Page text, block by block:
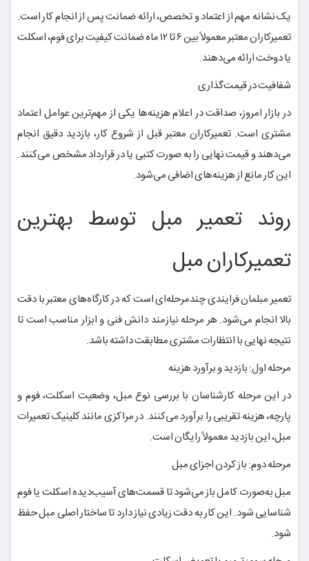
یک نشانه مهم از اعتماد و تخصص، ارائه ضمانت پس از انجام کار است.
تعمیرکاران معتبر معمولاً بین ۶ تا ۱۲ ماه ضمانت کیفیت برای فوم، اسکلت
یا دوخت ارائه می‌دهند.
شفافیت در قیمت‌گذاری
در بازار امروز، صداقت در اعلام هزینه‌ها یکی از مهم‌ترین عوامل اعتماد
مشتری است. تعمیرکاران معتبر قبل از شروع کار، بازدید دقیق انجام
می‌دهند و قیمت نهایی را به صورت کتبی یا در قرارداد مشخص می‌کنند.
این کار مانع از هزینه‌های اضافی می‌شود.
روند تعمیر مبل توسط بهترین
تعمیرکاران مبل
تعمیر مبلمان فرایندی چندمرحله‌ای است که در کارگاه‌های معتبر با دقت
بالا انجام می‌شود. هر مرحله نیازمند دانش فنی و ابزار مناسب است تا
نتیجه نهایی با انتظارات مشتری مطابقت داشته باشد.
مرحله اول: بازدید و برآورد هزینه
در این مرحله کارشناسان با بررسی نوع مبل، وضعیت اسکلت، فوم و
پارچه، هزینه تقریبی را برآورد می‌کنند. در مراکزی مانند کلینیک تعمیرات
مبل، این بازدید معمولاً رایگان است.
مرحله دوم: باز کردن اجزای مبل
مبل به‌صورت کامل باز می‌شود تا قسمت‌های آسیب‌دیده اسکلت یا فوم
شناسایی شود. این کار به دقت زیادی نیاز دارد تا ساختار اصلی مبل حفظ
شود.